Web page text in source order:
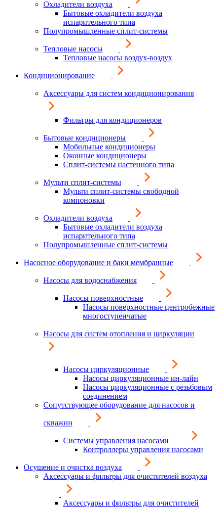
Охладители воздуха
Бытовые охладители воздуха
испарительного типа
Полупромышленные сплит-системы
Тепловые насосы
Тепловые насосы воздух-воздух
Кондиционирование
Аксессуары для систем кондиционирования
Фильтры для кондиционеров
Бытовые кондиционеры
Мобильные кондиционеры
Оконные кондиционеры
Сплит-системы настенного типа
Мульти сплит-системы
Мульти сплит-системы свободной
компоновки
Охладители воздуха
Бытовые охладители воздуха
испарительного типа
Полупромышленные сплит-системы
Насосное оборудование и баки мембранные
Насосы для водоснабжения
Насосы поверхностные
Насосы поверхностные центробежные
многоступенчатые
Насосы для систем отопления и циркуляции
Насосы циркуляционные
Насосы циркуляционные ин-лайн
Насосы циркуляционные с резьбовым
соединением
Сопутствующее оборудование для насосов и
скважин
Системы управления насосами
Контроллеры управления насосами
Осушение и очистка воздуха
Аксессуары и фильтры для очистителей воздуха
Аксессуары и фильтры для очистителей